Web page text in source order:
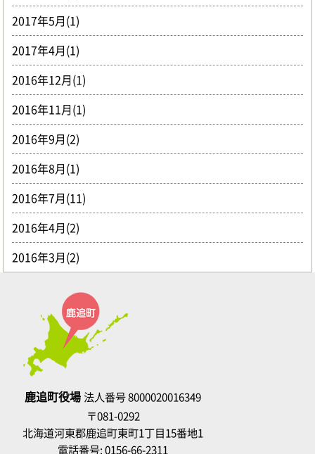
2017年5月(1)
2017年4月(1)
2016年12月(1)
2016年11月(1)
2016年9月(2)
2016年8月(1)
2016年7月(11)
2016年4月(2)
2016年3月(2)
鹿追町役場法人番号 8000020016349
〒081-0292
北海道河東郡鹿追町東町1丁目15番地1
電話番号:0156-66-2311